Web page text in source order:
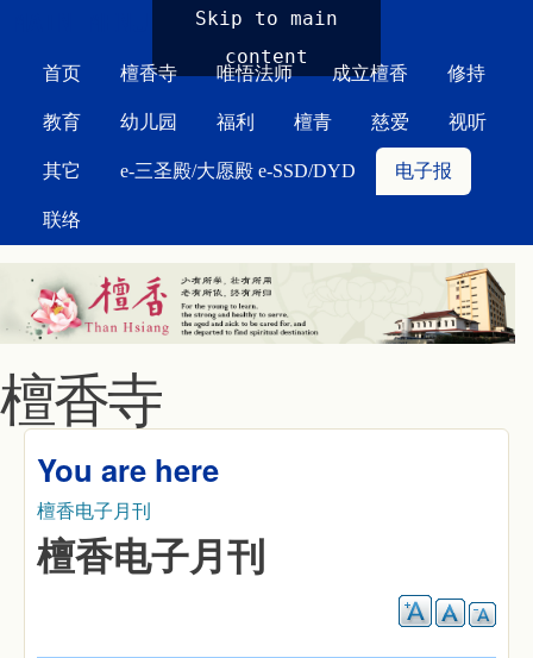
Skip to main
content
首页 檀香寺 唯悟法师 成立檀香 修持
教育 幼儿园 福利 檀青 慈爱 视听
其它 e-三圣殿/大愿殿 e-SSD/DYD 电子报
联络
檀香寺
You are here
檀香电子月刊
檀香电子月刊